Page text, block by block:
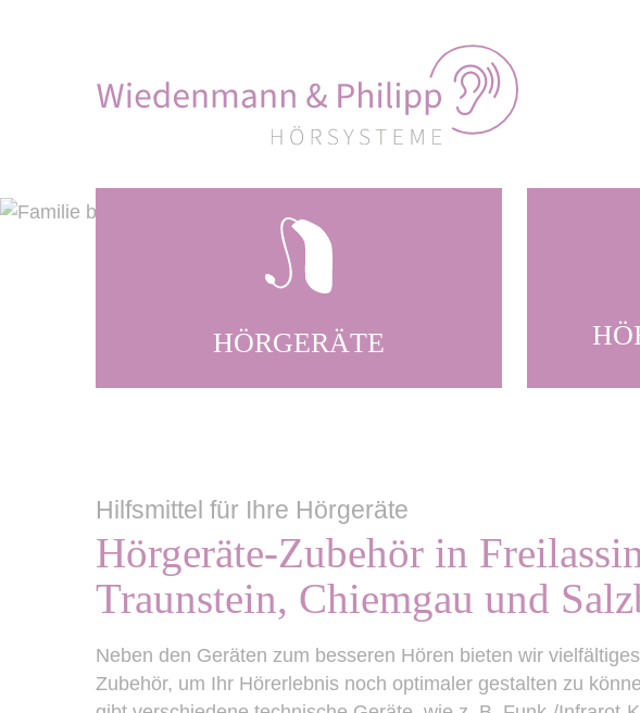
HÖRGERÄTE
Hilfsmittel für Ihre Hörgeräte
Hörgeräte-Zubehör in
Traunstein, Chiemgau und
Neben den Geräten zum besseren Hören bieten wir vielfältiges
Zubehör, um Ihr Hörerlebnis noch optimaler gestalten zu